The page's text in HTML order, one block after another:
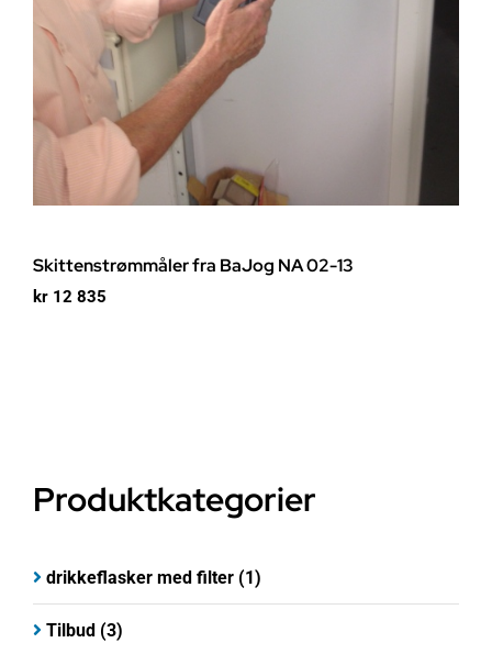
Skittenstrømmåler fra BaJog NA 02-13
kr 12 835
Produktkategorier
drikkeflasker med filter (1)
Tilbud (3)